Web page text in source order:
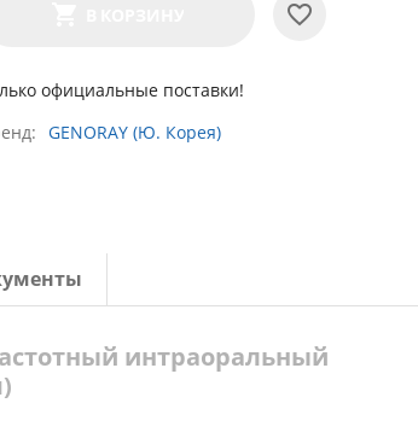
официальные поставки!
GENORAY (Ю. Корея)
интраоральный